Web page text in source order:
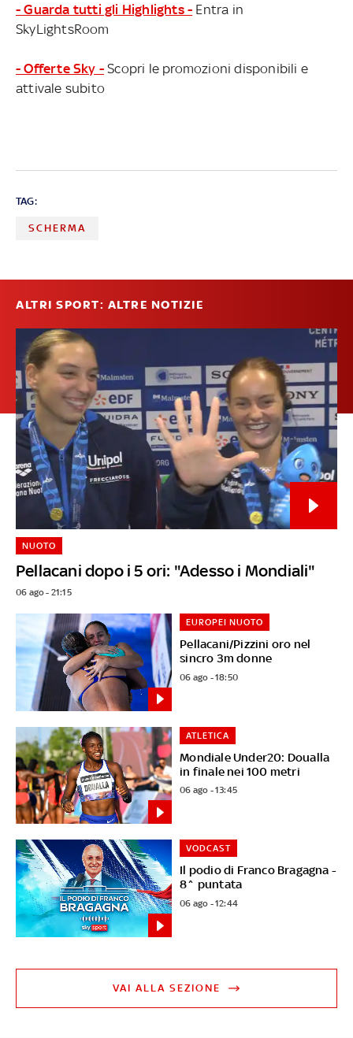
- Guarda tutti gli Highlights - Entra in
SkyLightsRoom
- Offerte Sky - Scopri le promozioni disponibili e
attivale subito
TAG:
SCHERMA
ALTRI SPORT: ALTRE NOTIZIE
Pellacani dopo i 5 ori: "Adesso i Mondiali"
NUOTO
06 ago - 21:15
Pellacani/Pizzini oro nel
sincro 3m donne
EUROPEI NUOTO
06 ago - 18:50
Mondiale Under20: Doualla
in finale nei 100 metri
ATLETICA
06 ago - 13:45
Il podio di Franco Bragagna -
8^ puntata
VODCAST
06 ago - 12:44
VAI ALLA SEZIONE